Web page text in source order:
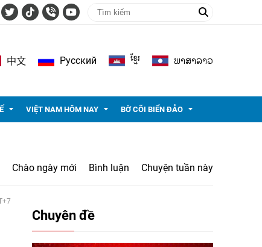
中文 Pусский ខ្មែរ ພາ​ສາ​ລາວ
VIỆT NAM HÔM NAY BỜ CÕI BIỂN ĐẢO
Chào ngày mới Bình luận Chuyện tuần này
Chuyên đề